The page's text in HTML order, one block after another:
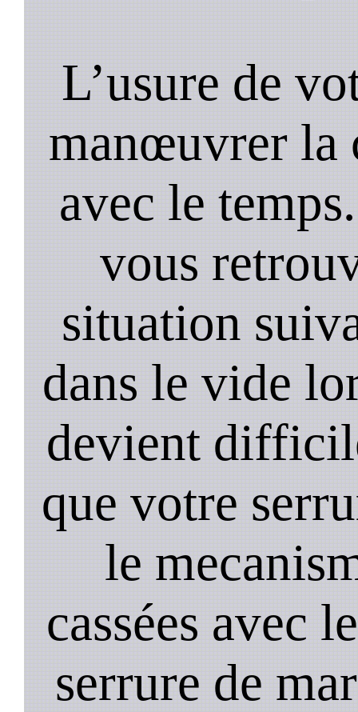
L’usure de
manœuvrer la
avec le
vous
situation
dans le vide
devient
que votre
le
cassées avec
serrure de